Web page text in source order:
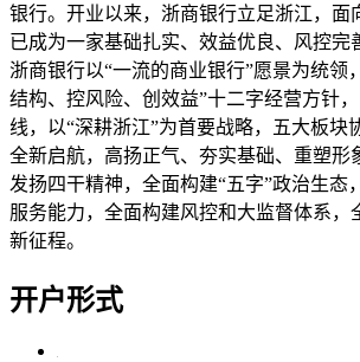
银行。开业以来，浙商银行立足浙江，面
已成为一家基础扎实、效益优良、风控完
浙商银行以“一流的商业银行”愿景为统领
结构、控风险、创效益”十二字经营方针
线，以“深耕浙江”为首要战略，五大板块
全新启航，高扬正气、夯实基础、重塑形
发扬四干精神，全面构建“五字”政治生态
服务能力，全面构建风控和大监督体系，
新征程。
开户形式